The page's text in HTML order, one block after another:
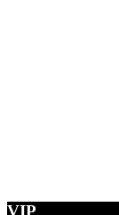
VIP